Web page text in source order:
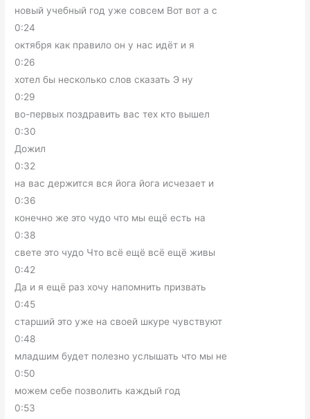
новый учебный год уже совсем Вот вот а с
0:24
октября как правило он у нас идёт и я
0:26
хотел бы несколько слов сказать Э ну
0:29
во-первых поздравить вас тех кто вышел
0:30
Дожил
0:32
на вас держится вся йога йога исчезает и
0:36
конечно же это чудо что мы ещё есть на
0:38
свете это чудо Что всё ещё всё ещё живы
0:42
Да и я ещё раз хочу напомнить призвать
0:45
старший это уже на своей шкуре чувствуют
0:48
младшим будет полезно услышать что мы не
0:50
можем себе позволить каждый год
0:53